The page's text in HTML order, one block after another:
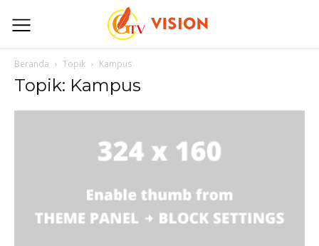
Beranda Topik Kampus
Topik: Kampus